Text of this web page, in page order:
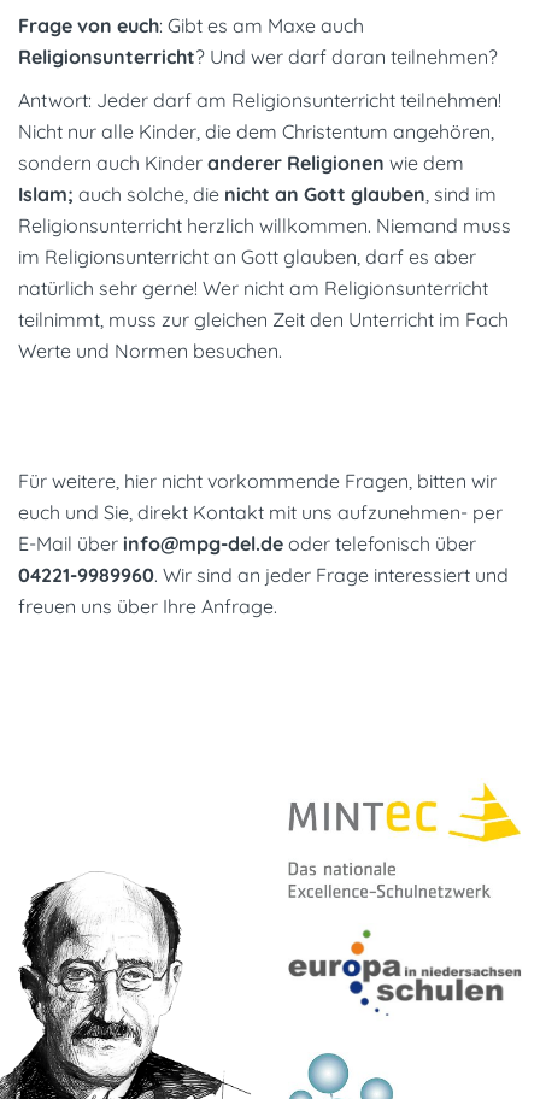
Frage von euch: Gibt es am Maxe auch
Religionsunterricht? Und wer darf daran teilnehmen?
Antwort: Jeder darf am Religionsunterricht teilnehmen!
Nicht nur alle Kinder, die dem Christentum angehören,
sondern auch Kinder anderer Religionen wie dem
Islam; auch solche, die nicht an Gott glauben, sind im
Religionsunterricht herzlich willkommen. Niemand muss
im Religionsunterricht an Gott glauben, darf es aber
natürlich sehr gerne! Wer nicht am Religionsunterricht
teilnimmt, muss zur gleichen Zeit den Unterricht im Fach
Werte und Normen besuchen.
Für weitere, hier nicht vorkommende Fragen, bitten wir
euch und Sie, direkt Kontakt mit uns aufzunehmen- per
E-Mail über info@mpg-del.de oder telefonisch über
04221-9989960. Wir sind an jeder Frage interessiert und
freuen uns über Ihre Anfrage.